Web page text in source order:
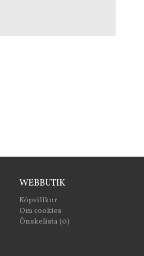
WEBBUTIK
Köpvillkor
Om cookies
Önskelista (0)